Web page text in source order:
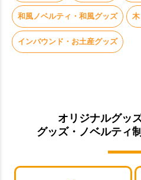
和風ノベルティ・和風グッズ
インバウンド・お土産グッズ
オリジナルグッ
グッズ・ノベルティ